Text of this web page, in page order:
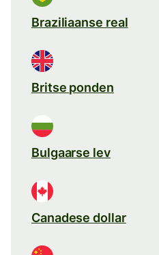
Braziliaanse real
Britse ponden
Bulgaarse lev
Canadese dollar